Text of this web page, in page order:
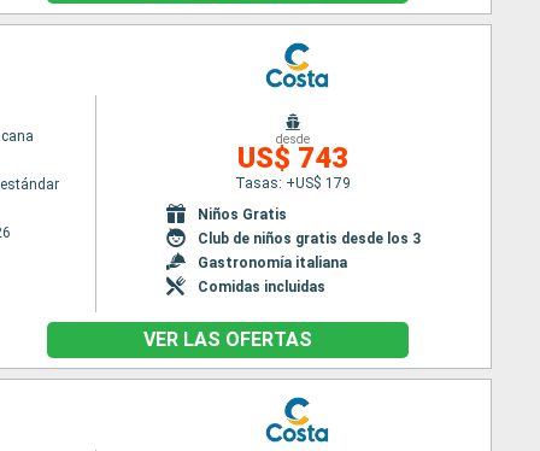
desde
US$ 743
Tasas: +US$ 179
Niños Gratis
Club de niños gratis desde los 3
Gastronomía italiana
Comidas incluidas
VER LAS OFERTAS